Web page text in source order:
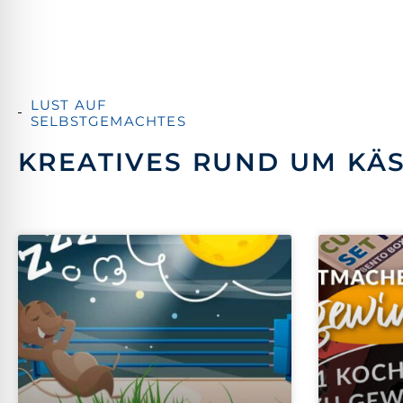
LUST AUF
SELBSTGEMACHTES
KREATIVES RUND UM